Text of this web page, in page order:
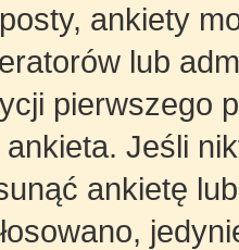
ankiety
lub
pierwszego
Jeśli
ankietę